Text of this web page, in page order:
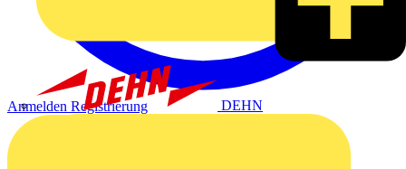
DEHN
Anmelden Registrierung